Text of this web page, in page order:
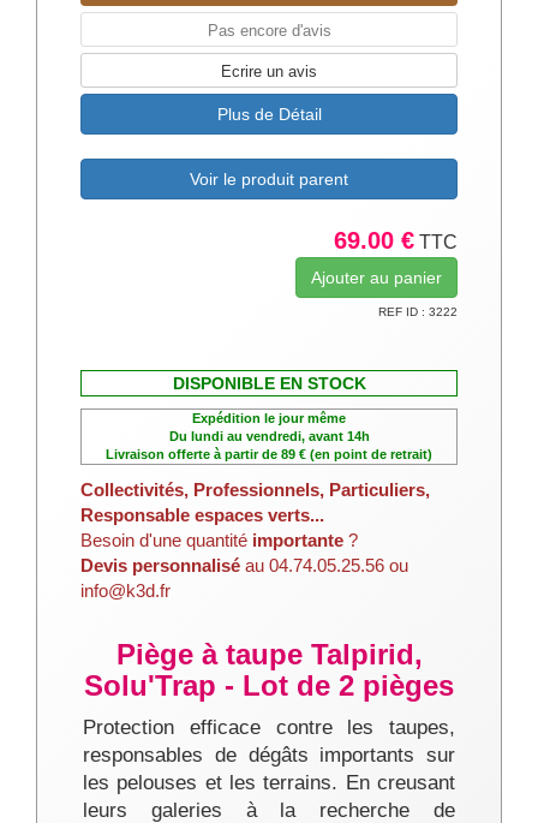
Pas encore d'avis
Ecrire un avis
Plus de Détail
Voir le produit parent
69.00 € TTC
REF ID : 3222
DISPONIBLE EN STOCK
Expédition le jour même
Du lundi au vendredi, avant 14h
Livraison offerte à partir de 89 € (en point de retrait)
Collectivités, Professionnels, Particuliers,
Responsable espaces verts...
Besoin d'une quantité importante ?
Devis personnalisé au 04.74.05.25.56 ou
info@k3d.fr
Piège à taupe Talpirid,
Solu'Trap - Lot de 2 pièges
Protection efficace contre les taupes,
responsables de dégâts importants sur
les pelouses et les terrains. En creusant
leurs galeries à la recherche de